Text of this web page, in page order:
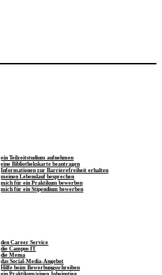
ein Teilzeitstudium aufnehmen
eine Bibliothekskarte beantragen
Informationen zur Barrierefreiheit erhalten
meinen Lebenslauf besprechen
mich für ein Praktikum bewerben
mich für ein Stipendium bewerben
den Career Service
die Campus IT
die Mensa
das Social-Media-Angebot
Hilfe beim Bewerbungsschreiben